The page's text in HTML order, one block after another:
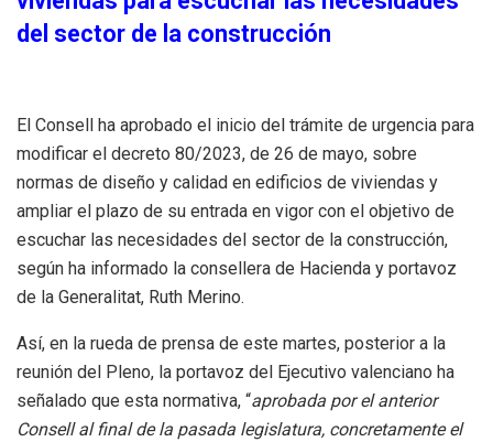
del sector de la construcción
El Consell ha aprobado el inicio del trámite de urgencia para
modificar el decreto 80/2023, de 26 de mayo, sobre
normas de diseño y calidad en edificios de viviendas y
ampliar el plazo de su entrada en vigor con el objetivo de
escuchar las necesidades del sector de la construcción,
según ha informado la consellera de Hacienda y portavoz
de la Generalitat, Ruth Merino.
Así, en la rueda de prensa de este martes, posterior a la
reunión del Pleno, la portavoz del Ejecutivo valenciano ha
señalado que esta normativa, “aprobada por el anterior
Consell al final de la pasada legislatura, concretamente el